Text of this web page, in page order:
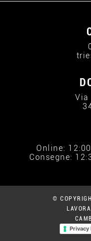
Via
Online:
Consegne:
©
Privacy